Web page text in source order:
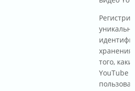
хранения
того,
YouTube